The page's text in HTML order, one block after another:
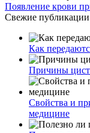
Появление крови
Свежие публикации
Как
Причины
Свойства и
медицине